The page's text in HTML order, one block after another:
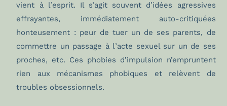
vient à l’esprit. Il s’agit souvent d’idées agressives
effrayantes, immédiatement auto-critiquées
honteusement : peur de tuer un de ses parents, de
commettre un passage à l’acte sexuel sur un de ses
proches, etc. Ces phobies d’impulsion n’empruntent
rien aux mécanismes phobiques et relèvent de
troubles obsessionnels.